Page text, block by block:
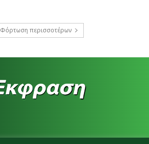
Φόρτωση περισσοτέρων